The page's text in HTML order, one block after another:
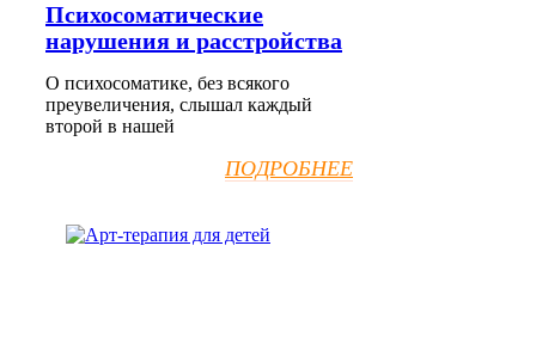
Психосоматические
нарушения и расстройства
О психосоматике, без всякого
преувеличения, слышал каждый
второй в нашей
ПОДРОБНЕЕ